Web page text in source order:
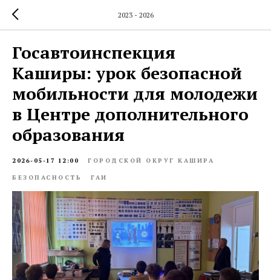
2023 - 2026
Госавтоинспекция
Каширы: урок безопасной
мобильности для молодежи
в Центре дополнительного
образования
2026-05-17 12:00 ГОРОДСКОЙ ОКРУГ КАШИРА
БЕЗОПАСНОСТЬ ГАИ